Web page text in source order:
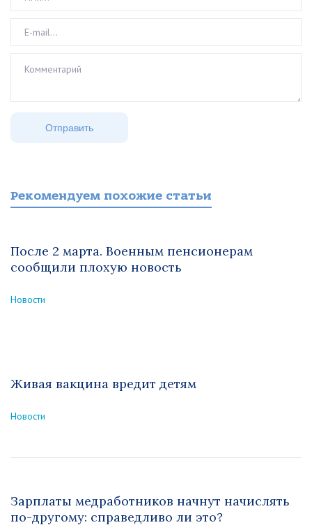
Рекомендуем похожие статьи
После 2 марта. Военным пенсионерам
сообщили плохую новость
Новости
Живая вакцина вредит детям
Новости
Зарплаты медработников начнут начислять
по-другому: справедливо ли это?